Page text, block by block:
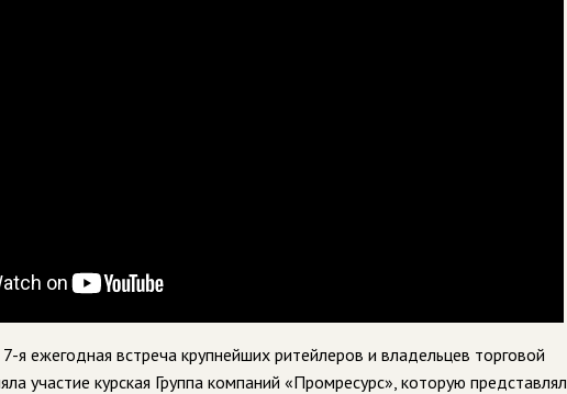
ежегодная встреча крупнейших ритейлеров и владельцев торговой
участие курская Группа компаний «Промресурс», которую представлял